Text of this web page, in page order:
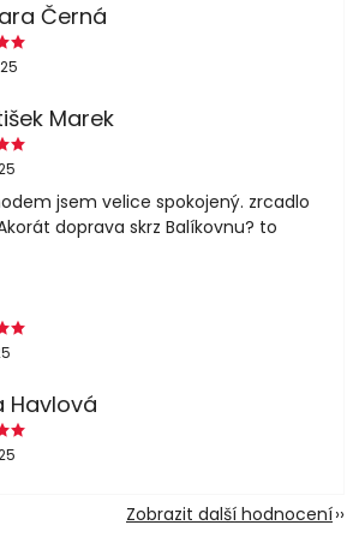
Černá
Marek
jsem velice spokojený. zrcadlo
doprava skrz Balíkovnu? to
Havlová
Zobrazit další hodnocení